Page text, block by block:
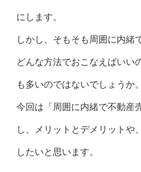
にします。
しかし、そもそも周囲に内緒
どんな方法でおこなえばいい
も多いのではないでしょうか。
今回は「周囲に内緒で不動産
し、メリットとデメリットや
したいと思います。